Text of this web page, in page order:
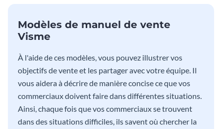
Modèles de manuel de vente
Visme
À l'aide de ces modèles, vous pouvez illustrer vos
objectifs de vente et les partager avec votre équipe. Il
vous aidera à décrire de manière concise ce que vos
commerciaux doivent faire dans différentes situations.
Ainsi, chaque fois que vos commerciaux se trouvent
dans des situations difficiles, ils savent où chercher la